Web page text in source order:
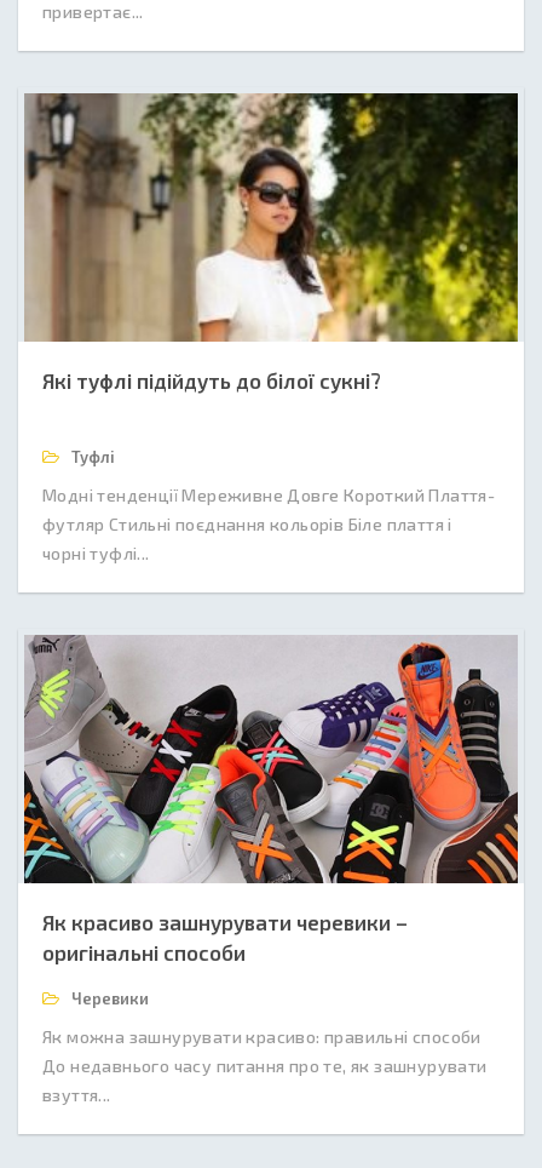
привертає...
Які туфлі підійдуть до білої сукні?
Туфлі
Модні тенденції Мереживне Довге Короткий Плаття-
футляр Стильні поєднання кольорів Біле плаття і
чорні туфлі...
Як красиво зашнурувати черевики –
оригінальні способи
Черевики
Як можна зашнурувати красиво: правильні способи
До недавнього часу питання про те, як зашнурувати
взуття...